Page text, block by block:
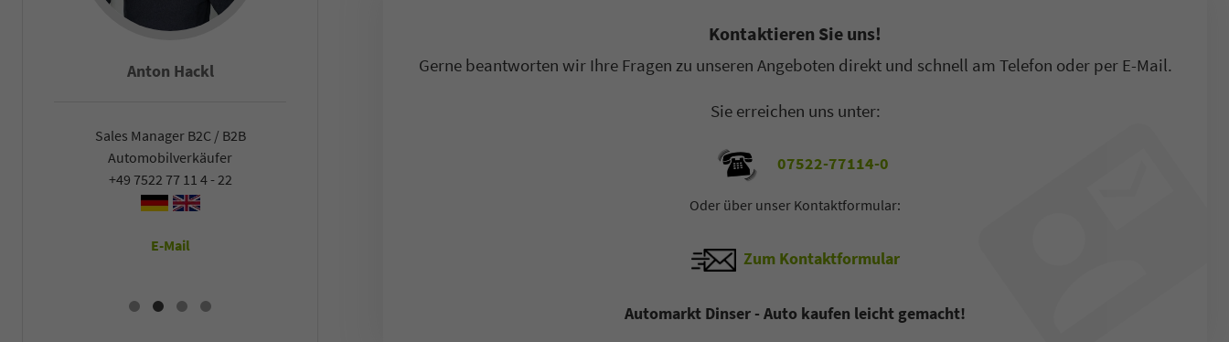
Kontaktieren Sie uns!
Gerne beantworten wir Ihre Fragen zu unseren Angeboten direkt und schnell am Telefon oder per E-Mail.
Sie erreichen uns unter:
07522-77114-0
Oder über unser Kontaktformular:
Zum Kontaktformular
Automarkt Dinser - Auto kaufen leicht gemacht!
Anton Hackl
Sales Manager B2C / B2B
Automobilverkäufer
+49 7522 77 11 4 - 22
E-Mail
Falco Heck Oliver Zerbe
Automobilverkäufer
+49 7522 77 11 4 - 11